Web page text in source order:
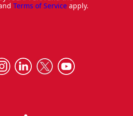
Terms of Service apply.